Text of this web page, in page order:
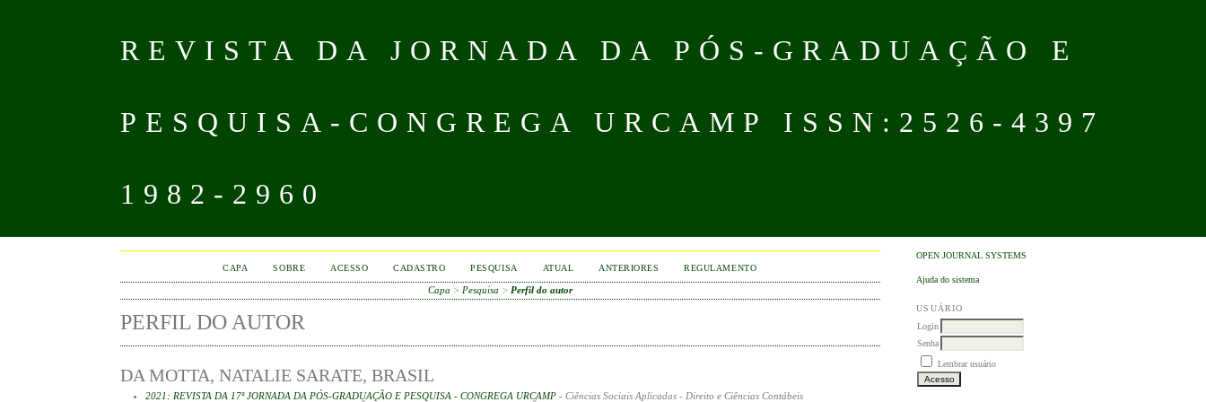
REVISTA DA JORNADA DA PÓS-GRADUAÇÃO E
PESQUISA-CONGREGA URCAMP ISSN:2526-4397
1982-2960
OPEN JOURNAL SYSTEMS
Ajuda do sistema
USUÁRIO
Login
Senha
Lembrar usuário
CAPA SOBRE ACESSO CADASTRO PESQUISA ATUAL ANTERIORES REGULAMENTO
Capa > Pesquisa > Perfil do autor
PERFIL DO AUTOR
DA MOTTA, NATALIE SARATE, BRASIL
2021: REVISTA DA 17ª JORNADA DA PÓS-GRADUAÇÃO E PESQUISA - CONGREGA URCAMP - Ciências Sociais Aplicadas - Direito e Ciências Contábeis